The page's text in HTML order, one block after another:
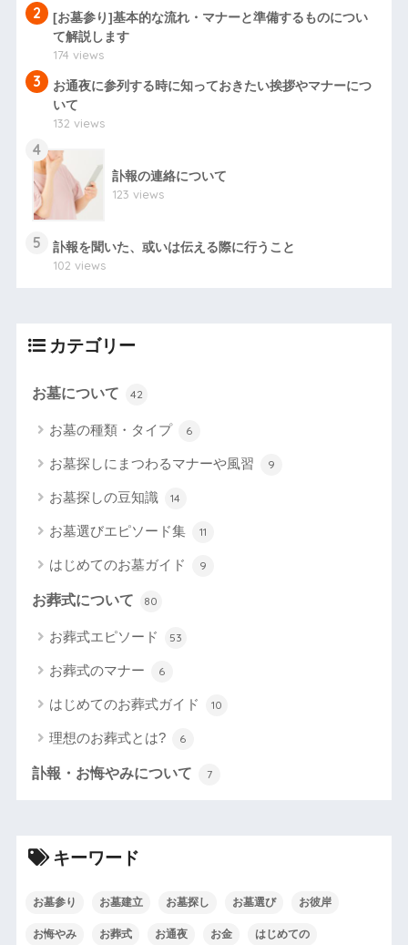
2
[お墓参り]基本的な流れ・マナーと準備するものについ
て解説します
174 views
3
お通夜に参列する時に知っておきたい挨拶やマナーにつ
いて
132 views
4
訃報の連絡について
123 views
5
訃報を聞いた、或いは伝える際に行うこと
102 views
カテゴリー
お墓について 42
お墓の種類・タイプ 6
お墓探しにまつわるマナーや風習 9
お墓探しの豆知識 14
お墓選びエピソード集 11
はじめてのお墓ガイド 9
お葬式について 80
お葬式エピソード 53
お葬式のマナー 6
はじめてのお葬式ガイド 10
理想のお葬式とは? 6
訃報・お悔やみについて 7
キーワード
お墓参り お墓建立 お墓探し お墓選び お彼岸
お悔やみ お葬式 お通夜 お金 はじめての